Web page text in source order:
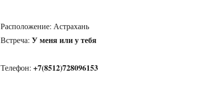
Расположение: Астрахань
Встреча: У меня или у тебя
Телефон: +7(8512)728096153